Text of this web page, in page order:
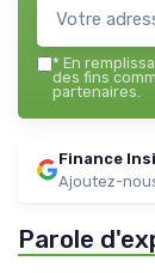
* En
des fins
partenaires.
Finance
Ajoutez-
Parole